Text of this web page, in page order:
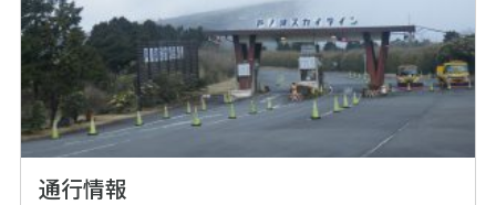
通行情報